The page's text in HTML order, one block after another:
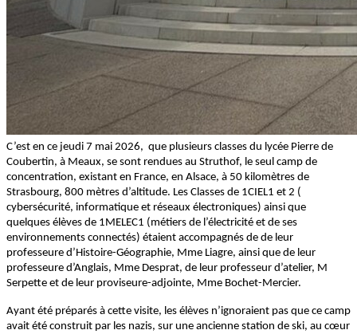
C’est en ce jeudi 7 mai 2026, que plusieurs classes du lycée Pierre de
Coubertin, à Meaux, se sont rendues au Struthof, le seul camp de
concentration, existant en France, en Alsace, à 50 kilomètres de
Strasbourg, 800 mètres d’altitude. Les Classes de 1CIEL1 et 2 (
cybersécurité, informatique et réseaux électroniques) ainsi que
quelques élèves de 1MELEC1 (métiers de l’électricité et de ses
environnements connectés) étaient accompagnés de de leur
professeure d’Histoire-Géographie, Mme Liagre, ainsi que de leur
professeure d’Anglais, Mme Desprat, de leur professeur d’atelier, M
Serpette et de leur proviseure-adjointe, Mme Bochet-Mercier.
Ayant été préparés à cette visite, les élèves n’ignoraient pas que ce camp
avait été construit par les nazis, sur une ancienne station de ski, au cœur